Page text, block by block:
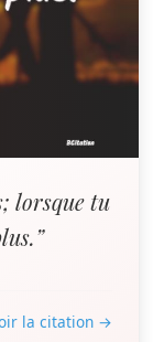
lorsque tu
la citation →